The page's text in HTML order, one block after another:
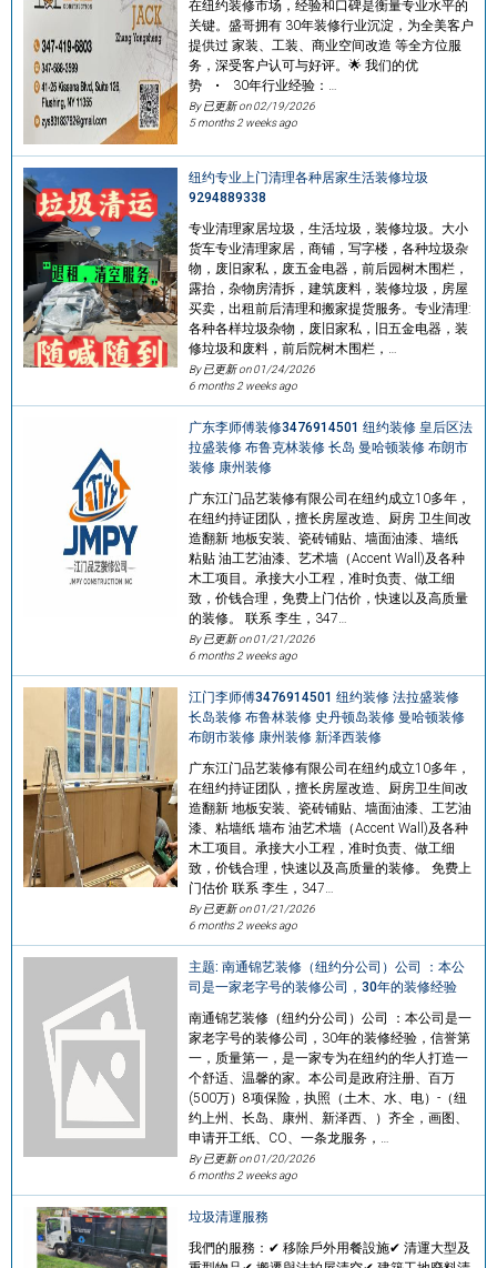
在纽约装修市场，经验和口碑是衡量专业水平的
关键。盛哥拥有 30年装修行业沉淀，为全美客户
提供过 家装、工装、商业空间改造 等全方位服
务，深受客户认可与好评。🌟 我们的优
势 • 30年行业经验：…
By 已更新 on02/19/2026
5 months 2 weeks ago
纽约专业上门清理各种居家生活装修垃圾
9294889338
专业清理家居垃圾，生活垃圾，装修垃圾。大小
货车专业清理家居，商铺，写字楼，各种垃圾杂
物，废旧家私，废五金电器，前后园树木围栏，
露抬，杂物房清拆，建筑废料，装修垃圾，房屋
买卖，出租前后清理和搬家提货服务。专业清理:
各种各样垃圾杂物，废旧家私，旧五金电器，装
修垃圾和废料，前后院树木围栏，…
By 已更新 on01/24/2026
6 months 2 weeks ago
广东李师傅装修3476914501 纽约装修 皇后区法
拉盛装修 布鲁克林装修 长岛 曼哈顿装修 布朗市
装修 康州装修
广东江门品艺装修有限公司在纽约成立10多年，
在纽约持证团队，擅长房屋改造、厨房 卫生间改
造翻新 地板安装、瓷砖铺贴、墙面油漆、墙纸
粘贴 油工艺油漆、艺术墙（Accent Wall)及各种
木工项目。承接大小工程，准时负责、做工细
致，价钱合理，免费上门估价，快速以及高质量
的装修。 联系 李生，347…
By 已更新 on01/21/2026
6 months 2 weeks ago
江门李师傅3476914501 纽约装修 法拉盛装修
长岛装修 布鲁林装修 史丹顿岛装修 曼哈顿装修
布朗市装修 康州装修 新泽西装修
广东江门品艺装修有限公司在纽约成立10多年，
在纽约持证团队，擅长房屋改造、厨房卫生间改
造翻新 地板安装、瓷砖铺贴、墙面油漆、工艺油
漆、粘墙纸 墙布 油艺术墙（Accent Wall)及各种
木工项目。承接大小工程，准时负责、做工细
致，价钱合理，快速以及高质量的装修。 免费上
门估价 联系 李生，347…
By 已更新 on01/21/2026
6 months 2 weeks ago
主题: 南通锦艺装修（纽约分公司）公司 ：本公
司是一家老字号的装修公司，30年的装修经验
南通锦艺装修（纽约分公司）公司 ：本公司是一
家老字号的装修公司，30年的装修经验，信誉第
一，质量第一，是一家专为在纽约的华人打造一
个舒适、温馨的家。本公司是政府注册、百万
(500万）8项保险，执照（土木、水、电）-（纽
约上州、长岛、康州、新泽西、）齐全，画图、
申请开工纸、CO、一条龙服务，…
By 已更新 on01/20/2026
6 months 2 weeks ago
垃圾清運服務
我們的服務：✔ 移除戶外用餐設施✔ 清運大型及